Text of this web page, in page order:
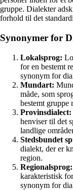
gruppe. Dialekter
forhold til det
Synonymer for
Lokalsprog:
for en bestemt
synonym for
Mundart:
måde, som
bestemt gruppe
Provinsdialect:
henviser til det
landlige
Stedsbundet
dialekt, der er
region.
Regionalsprog:
karakteristisk
synonym for